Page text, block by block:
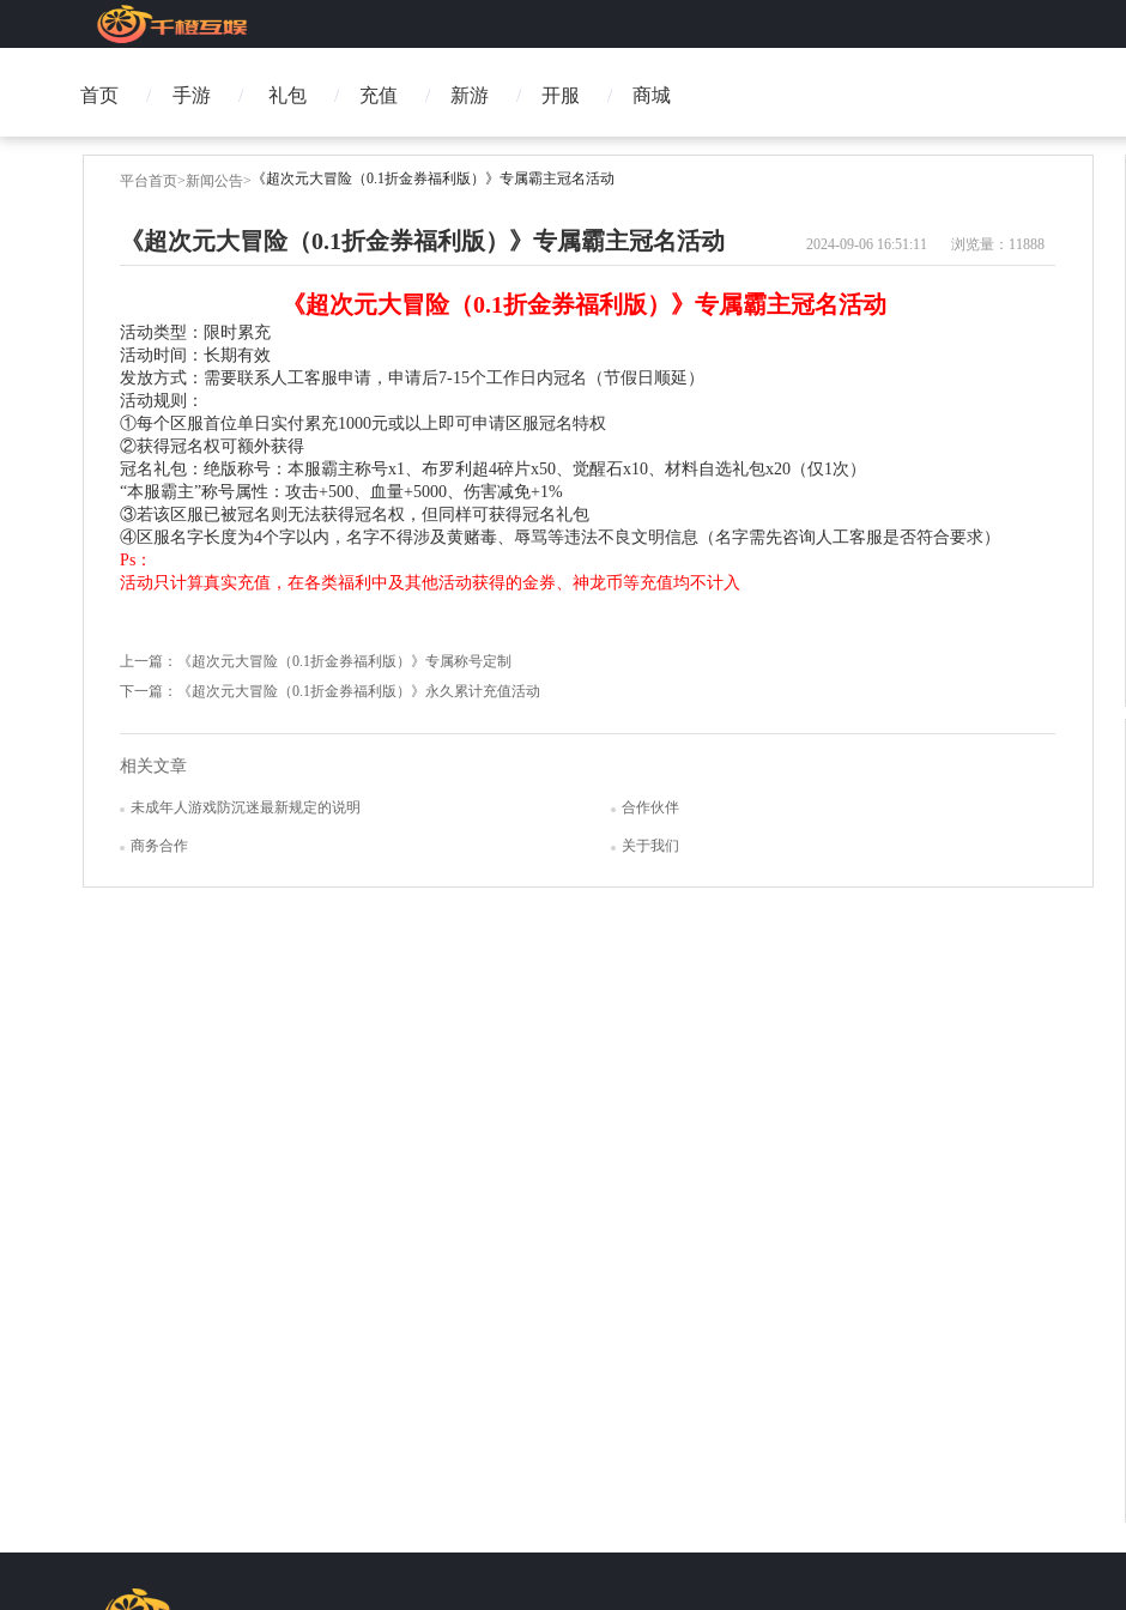
首页 手游 礼包 充值 新游 开服 商城
平台首页>新闻公告> 《超次元大冒险（0.1折金券福利版）》专属霸主冠名活动
《超次元大冒险（0.1折金券福利版）》专属霸主冠名活动 2024-09-06 16:51:11 浏览量：11888
《超次元大冒险（0.1折金券福利版）》专属霸主冠名活动
活动类型：限时累充
活动时间： 长期有效
发放方式：需要联系人工客服申请，申请后7-15个工作日内冠名（节假日顺延）
活动规则：
①每个区服首位单日 实付累充1000元或以上即可申请区服冠名特权
②获得冠名权可额外获得
冠名礼包：绝版称号：本服霸主称号x1、布罗利超4碎片x50、觉醒石x10、材料自选礼包x20（仅1次）
“本服霸主”称号属性：攻击+500、血量+5000、伤害减免+1%
③若该区服已被冠名则无法获得冠名权，但同样可获得冠名礼包
④区服名字长度为4个字以内，名字不得涉及黄赌毒、辱骂等违法不良文明信息（名字需先咨询人工客服是否符合要求）
Ps：
活动只计算真实充值，在各类福利中及其他活动获得的金券、神龙币等充值均不计入
上一篇：
《超次元大冒险（0.1折金券福利版）》专属称号定制
下一篇：
《超次元大冒险（0.1折金券福利版）》永久累计充值活动
相关文章
未成年人游戏防沉迷最新规定的说明 合作伙伴
商务合作 关于我们